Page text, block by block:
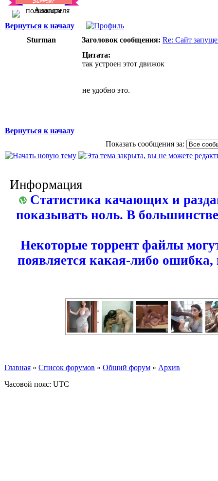
Вернуться к началу
Sturman
Заголовок сообщения: Re: Сайт
Цитата:
так устроен этот движок
не удобно это.
Вернуться к началу
Показать сообщения за:
Информация
Статистика качающих и
показывать ноль. В
Некоторые торрент файлы
появляется какая-либо
Главная » Список форумов » Общий форум » Архив
Часовой пояс: UTC